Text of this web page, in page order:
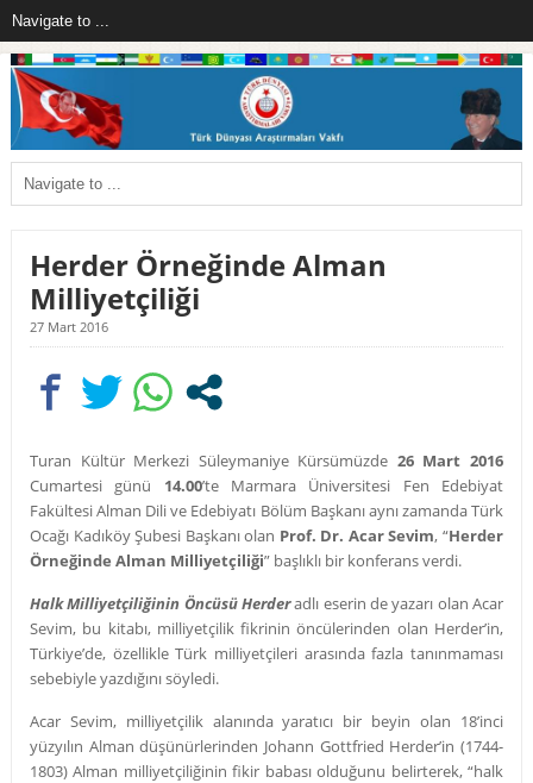
Herder Örneğinde Alman
Milliyetçiliği
27 Mart 2016
Turan Kültür Merkezi Süleymaniye Kürsümüzde 26 Mart 2016
Cumartesi günü 14.00’te Marmara Üniversitesi Fen Edebiyat
Fakültesi Alman Dili ve Edebiyatı Bölüm Başkanı aynı zamanda Türk
Ocağı Kadıköy Şubesi Başkanı olan Prof. Dr. Acar Sevim, “Herder
Örneğinde Alman Milliyetçiliği” başlıklı bir konferans verdi.
Halk Milliyetçiliğinin Öncüsü Herderadlı eserin de yazarı olan Acar
Sevim, bu kitabı, milliyetçilik fikrinin öncülerinden olan Herder’in,
Türkiye’de, özellikle Türk milliyetçileri arasında fazla tanınmaması
sebebiyle yazdığını söyledi.
Acar Sevim, milliyetçilik alanında yaratıcı bir beyin olan 18’inci
yüzyılın Alman düşünürlerinden Johann Gottfried Herder’in (1744-
1803) Alman milliyetçiliğinin fikir babası olduğunu belirterek, “halk